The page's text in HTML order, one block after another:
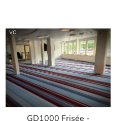
VO
GD1000 Frisée -